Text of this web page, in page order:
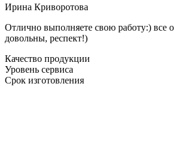
Ирина Криворотова
Отлично выполняете свою работу:) все
довольны, респект!)
Качество продукции
Уровень сервиса
Срок изготовления